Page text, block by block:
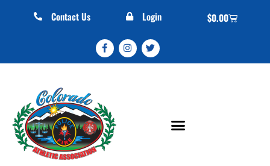
Contact Us Login $0.00